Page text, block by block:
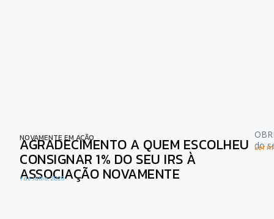
NOVAMENTE EM AÇÃO
AGRADECIMENTO A QUEM ESCOLHEU
CONSIGNAR 1% DO SEU IRS À
ASSOCIAÇÃO NOVAMENTE
1 de Julho, 2026
do
Ler